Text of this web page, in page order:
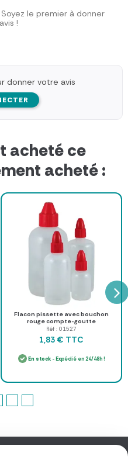
le premier à donner
!
donner votre avis
acheté ce
acheté :
Flacon pissette avec bouchon
rouge compte-goutte
Réf : 01527
1,83 € TTC
En stock- Expédié en 24/48h !